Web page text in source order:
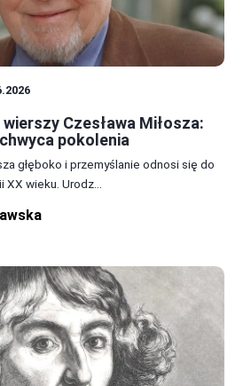
Czesława Miłosza:
pokolenia
głęboko i przemyślanie odnosi się do
wieku. Urodz...